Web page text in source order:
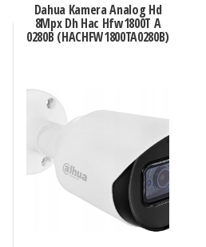
Dahua Kamera Analog Hd
8Mpx Dh Hac Hfw1800T A
0280B (HACHFW1800TA0280B)